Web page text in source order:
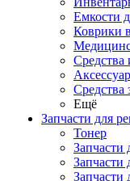
Емкости
Коврики
Средства
Средства
Ещё
Запчасти для
Тонер
Запчасти
Запчасти
Запчасти